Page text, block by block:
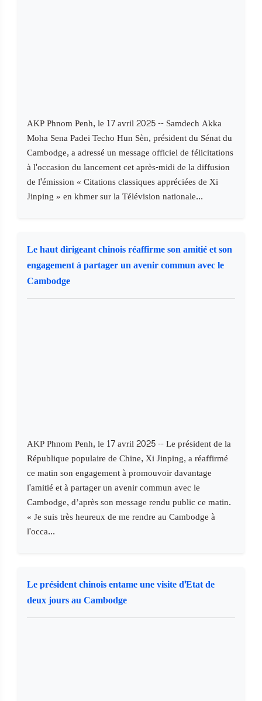
AKP Phnom Penh, le 17 avril 2025 -- Samdech Akka
Moha Sena Padei Techo Hun Sèn, président du Sénat du
Cambodge, a adressé un message officiel de félicitations
à l'occasion du lancement cet après-midi de la diffusion
de l'émission « Citations classiques appréciées de Xi
Jinping » en khmer sur la Télévision nationale...
Le haut dirigeant chinois réaffirme son amitié et son
engagement à partager un avenir commun avec le
Cambodge
AKP Phnom Penh, le 17 avril 2025 -- Le président de la
République populaire de Chine, Xi Jinping, a réaffirmé
ce matin son engagement à promouvoir davantage
l'amitié et à partager un avenir commun avec le
Cambodge, d’après son message rendu public ce matin.
« Je suis très heureux de me rendre au Cambodge à
l'occa...
Le président chinois entame une visite d'Etat de
deux jours au Cambodge